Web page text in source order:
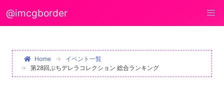
@imcgborder
Home
イベント一覧
第28回ぷちデレラコレクション 総合ランキング